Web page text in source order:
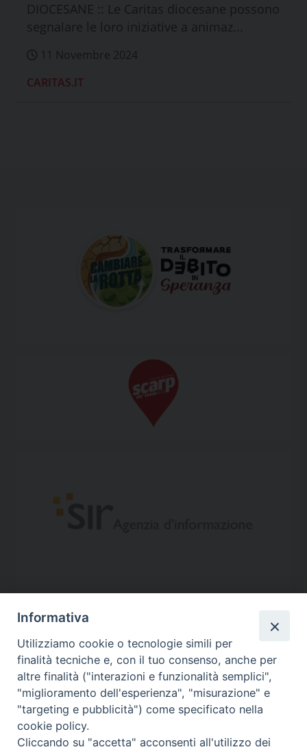
DIOCESANE :: Le Caritas diocesane possono
segnalare le loro iniziative a animaz...
11 Novembre 2024
CARITAS.IT
Contatti
Informativa
Utilizziamo cookie o tecnologie simili per
finalità tecniche e, con il tuo consenso, anche per
altre finalità ("interazioni e funzionalità semplici",
"miglioramento dell'esperienza", "misurazione" e
"targeting e pubblicità") come specificato nella
cookie policy.
Cliccando su "accetta" acconsenti all'utilizzo dei